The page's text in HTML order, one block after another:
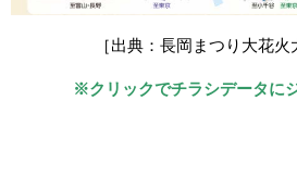
［出典：長岡まつり大花火
※クリックでチラシデータに